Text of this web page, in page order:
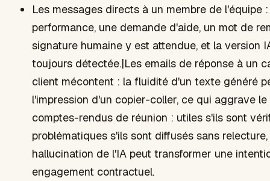
Les messages directs à un membre de l'équipe
performance, une demande d'aide, un mot de
signature humaine y est attendue, et la version
toujours détectée.|Les emails de réponse à un
client mécontent : la fluidité d'un texte généré
l'impression d'un copier-coller, ce qui aggrave le
comptes-rendus de réunion : utiles s'ils sont
problématiques s'ils sont diffusés sans
hallucination de l'IA peut transformer une
engagement contractuel.